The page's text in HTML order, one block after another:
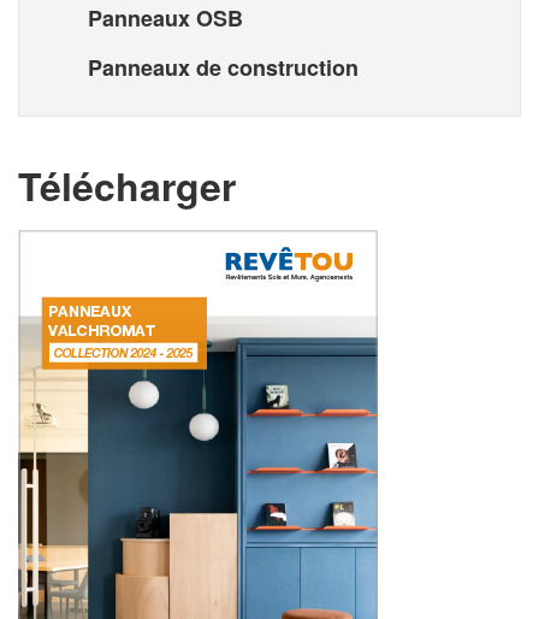
Panneaux OSB
Panneaux de construction
Télécharger